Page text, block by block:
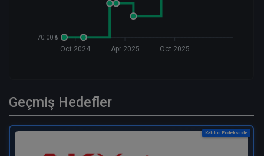
70.00 ₺
Oct 2024 Apr 2025 Oct 2025
Geçmiş Hedefler
Katılım Endeksinde